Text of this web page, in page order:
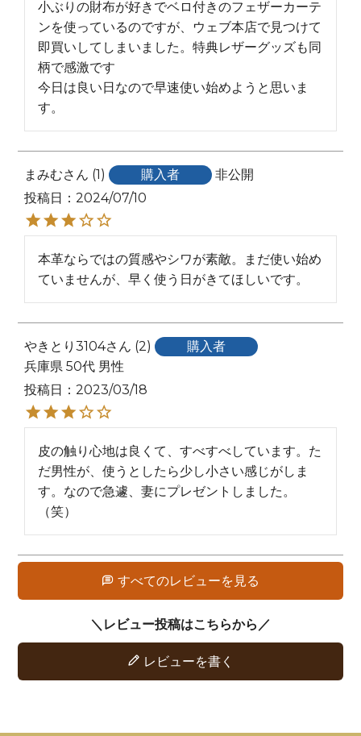
小ぶりの財布が好きでベロ付きのフェザーカーテ
ンを使っているのですが、ウェブ本店で見つけて
即買いしてしまいました。特典レザーグッズも同
柄で感激です
今日は良い日なので早速使い始めようと思いま
す。
まみむ 1 購入者
非公開
投稿日
2024/07/10
本革ならではの質感やシワが素敵。まだ使い始め
ていませんが、早く使う日がきてほしいです。
やきとり3104 2
購入者
兵庫県 50代 男性
投稿日
2023/03/18
皮の触り心地は良くて、すべすべしています。た
だ男性が、使うとしたら少し小さい感じがしま
す。なので急遽、妻にプレゼントしました。
（笑）
すべてのレビューを見る
レビューを書く